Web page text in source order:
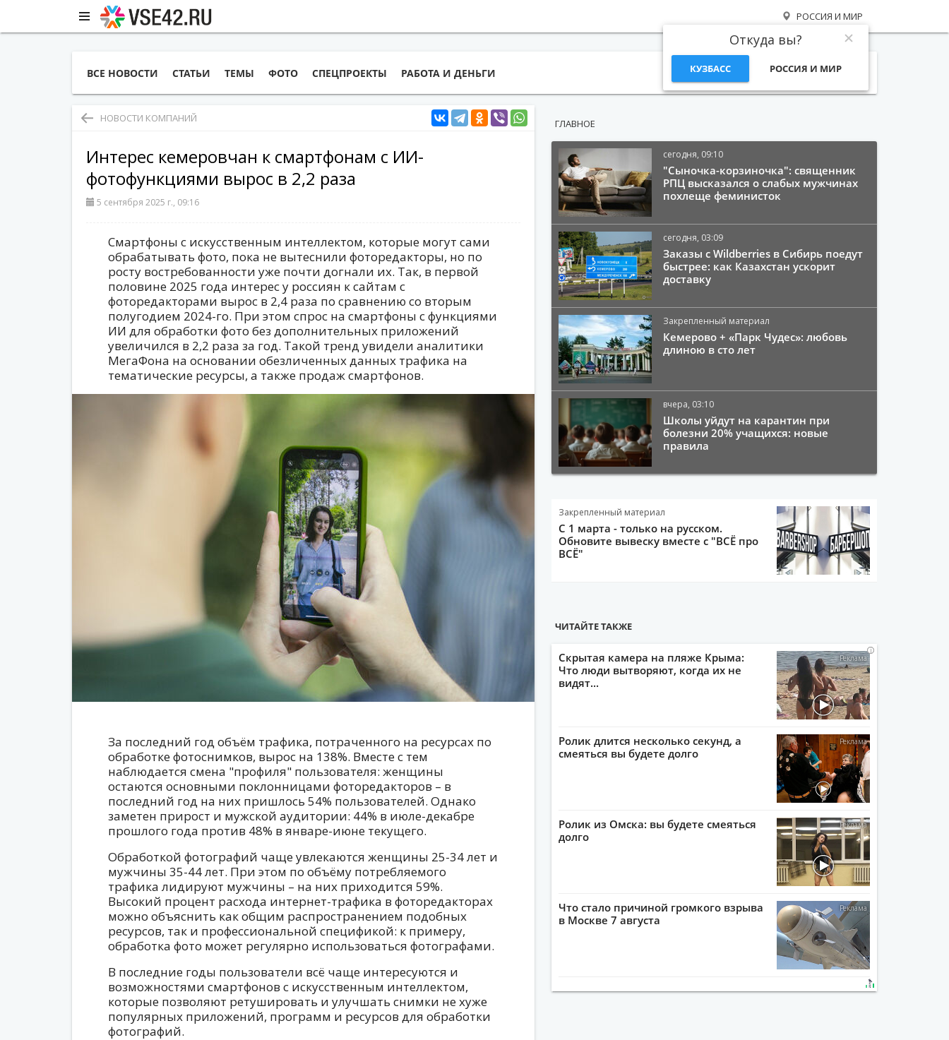
РОССИЯ И МИР
Откуда вы?
КУЗБАСС РОССИЯ И МИР
ВСЕ НОВОСТИ СТАТЬИ ТЕМЫ ФОТО СПЕЦПРОЕКТЫ РАБОТА И ДЕНЬГИ
НОВОСТИ КОМПАНИЙ
Интерес кемеровчан к смартфонам с ИИ-
фотофункциями вырос в 2,2 раза
5 сентября 2025 г., 09:16
Смартфоны с искусственным интеллектом, которые могут сами
обрабатывать фото, пока не вытеснили фоторедакторы, но по
росту востребованности уже почти догнали их. Так, в первой
половине 2025 года интерес у россиян к сайтам с
фоторедакторами вырос в 2,4 раза по сравнению со вторым
полугодием 2024-го. При этом спрос на смартфоны с функциями
ИИ для обработки фото без дополнительных приложений
увеличился в 2,2 раза за год. Такой тренд увидели аналитики
МегаФона на основании обезличенных данных трафика на
тематические ресурсы, а также продаж смартфонов.
За последний год объём трафика, потраченного на ресурсах по
обработке фотоснимков, вырос на 138%. Вместе с тем
наблюдается смена "профиля" пользователя: женщины
остаются основными поклонницами фоторедакторов – в
последний год на них пришлось 54% пользователей. Однако
заметен прирост и мужской аудитории: 44% в июле-декабре
прошлого года против 48% в январе-июне текущего.
Обработкой фотографий чаще увлекаются женщины 25-34 лет и
мужчины 35-44 лет. При этом по объёму потребляемого
трафика лидируют мужчины – на них приходится 59%.
Высокий процент расхода интернет-трафика в фоторедакторах
можно объяснить как общим распространением подобных
ресурсов, так и профессиональной спецификой: к примеру,
обработка фото может регулярно использоваться фотографами.
В последние годы пользователи всё чаще интересуются и
возможностями смартфонов с искусственным интеллектом,
которые позволяют ретушировать и улучшать снимки не хуже
популярных приложений, программ и ресурсов для обработки
фотографий.
ГЛАВНОЕ
сегодня, 09:10
"Сыночка-корзиночка": священник
РПЦ высказался о слабых мужчинах
похлеще феминисток
сегодня, 03:09
Заказы с Wildberries в Сибирь поедут
быстрее: как Казахстан ускорит
доставку
Закрепленный материал
Кемерово + «Парк Чудес»: любовь
длиною в сто лет
вчера, 03:10
Школы уйдут на карантин при
болезни 20% учащихся: новые
правила
Закрепленный материал
С 1 марта - только на русском.
Обновите вывеску вместе с "ВСЁ про
ВСЁ"
ЧИТАЙТЕ ТАКЖЕ
i
Скрытая камера на пляже Крыма:
Что люди вытворяют, когда их не
видят...
i
Ролик длится несколько секунд, а
смеяться вы будете долго
i
Ролик из Омска: вы будете смеяться
долго
i
Что стало причиной громкого взрыва
в Москве 7 августа